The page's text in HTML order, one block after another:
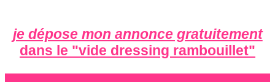
je dépose mon annonce gratuitement
dans le "vide dressing rambouillet"